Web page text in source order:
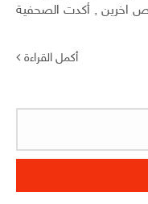
لاعب دولي سابق و 4 اشخاص اخرين , أكدت الصحفية
أكمل القراءة